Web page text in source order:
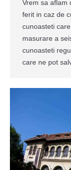
Vrem sa aflam
ferit in caz de
cunoasteti
masurare a
cunoasteti
care ne pot